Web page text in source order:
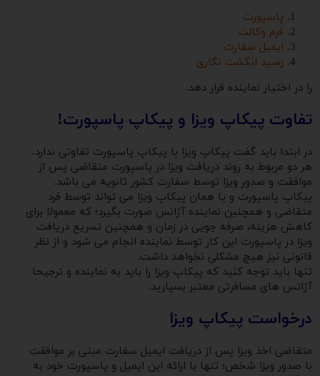
پاسپورت
فرم وکالت
ایمیل سفارت
رسید انگشت نگاری
را در اختیار نماینده قرار دهد.
تفاوت پیکاپ ویزا و پیکاپ پاسپورت!
در ابتدا باید گفت پیکاپ ویزا با پیکاپ پاسپورت تفاوتی ندارد.
هر دو مربوط به روند دریافت ویزا در پاسپورت متقاضی پس از
موافقت و صدور ویزا توسط سفارت کشور ثانویه می باشد.
پیکاپ پاسپورت و یا همان پیکاپ ویزا می تواند توسط فرد
متقاضی و همچنین نماینده آژانس صورت بگیرد؛ که معمولا برای
کاهش هزینه، صرفه جویی در زمان و همچنین تسریع دریافت
ویزا در پاسپورت این کار توسط نماینده انجام می شود و از نظر
قانونی نیز هیچ مشکلی نخواهد داشت.
تنها باید توجه کنید که پیکاپ ویزا را باید به نماینده و ترجیحا
آژانس های مسافرتی معتبر بسپارید.
درخواست پیکاپ ویزا
متقاضی اخذ ویزا پس از دریافت ایمیل سفارت مبنی بر موافقت
با صدور ویزا شخص؛ تنها با ارائه این ایمیل و پاسپورت خود به